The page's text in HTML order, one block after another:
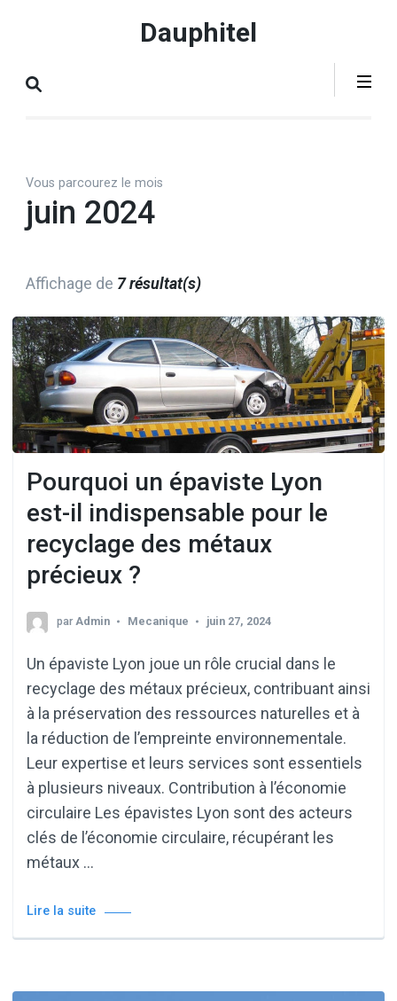
(Pressez
Dauphitel
Vous parcourez le mois
juin 2024
Affichage de 7 résultat(s)
Pourquoi un épaviste Lyon
est-il indispensable pour le
recyclage des métaux
précieux ?
parAdmin Mecanique juin 27, 2024
Un épaviste Lyon joue un rôle crucial dans le
recyclage des métaux précieux, contribuant ainsi
à la préservation des ressources naturelles et à
la réduction de l’empreinte environnementale.
Leur expertise et leurs services sont essentiels
à plusieurs niveaux. Contribution à l’économie
circulaire Les épavistes Lyon sont des acteurs
clés de l’économie circulaire, récupérant les
métaux …
Lire la suite